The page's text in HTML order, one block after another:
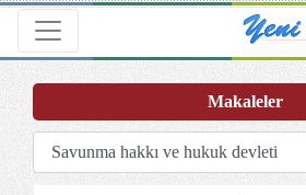
Toggle navigation
Makaleler